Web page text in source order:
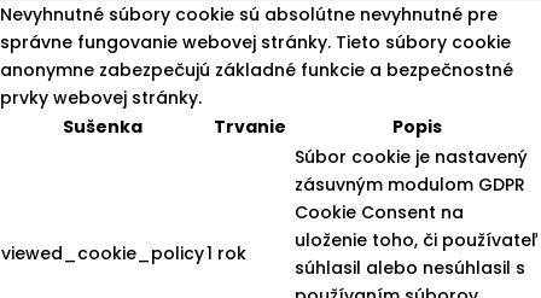
Nevyhnutné súbory cookie sú absolútne nevyhnutné pre
správne fungovanie webovej stránky. Tieto súbory cookie
anonymne zabezpečujú základné funkcie a bezpečnostné
prvky webovej stránky.
Sušenka
Trvanie Popis
viewed_cookie_policy1 rok
Súbor cookie je nastavený
zásuvným modulom GDPR
Cookie Consent na
uloženie toho, či používateľ
súhlasil alebo nesúhlasil s